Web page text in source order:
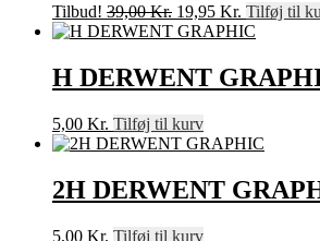
Tilbud! 39,00Kr. Den
oprindelige
var:
39,00 Kr..
19,95 Kr. Den
aktuelle
er:
19,95 Kr..
Tilføj til
H DERWENT
5,00 Kr. Tilføj til kurv
2H DERWENT
5,00 Kr. Tilføj til kurv